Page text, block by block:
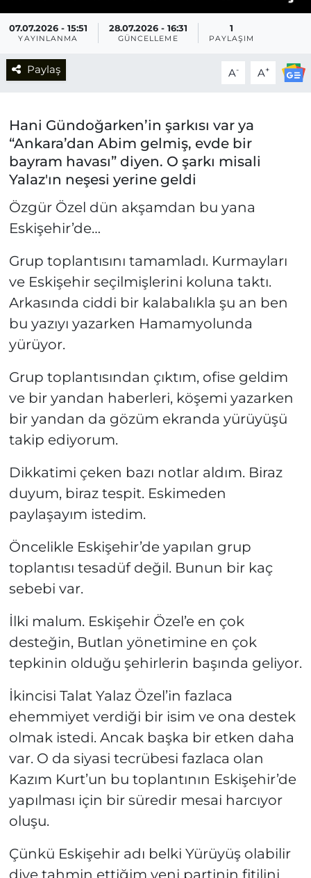
07.07.2026 - 15:51
YAYINLANMA
28.07.2026 - 16:31
GÜNCELLEME
1
PAYLAŞIM
Paylaş A- A+
Hani Gündoğarken’in şarkısı var ya
“Ankara’dan Abim gelmiş, evde bir
bayram havası” diyen. O şarkı misali
Yalaz'ın neşesi yerine geldi
Özgür Özel dün akşamdan bu yana
Eskişehir’de…
Grup toplantısını tamamladı. Kurmayları
ve Eskişehir seçilmişlerini koluna taktı.
Arkasında ciddi bir kalabalıkla şu an ben
bu yazıyı yazarken Hamamyolunda
yürüyor.
Grup toplantısından çıktım, ofise geldim
ve bir yandan haberleri, köşemi yazarken
bir yandan da gözüm ekranda yürüyüşü
takip ediyorum.
Dikkatimi çeken bazı notlar aldım. Biraz
duyum, biraz tespit. Eskimeden
paylaşayım istedim.
Öncelikle Eskişehir’de yapılan grup
toplantısı tesadüf değil. Bunun bir kaç
sebebi var.
İlki malum. Eskişehir Özel’e en çok
desteğin, Butlan yönetimine en çok
tepkinin olduğu şehirlerin başında geliyor.
İkincisi Talat Yalaz Özel’in fazlaca
ehemmiyet verdiği bir isim ve ona destek
olmak istedi. Ancak başka bir etken daha
var. O da siyasi tecrübesi fazlaca olan
Kazım Kurt’un bu toplantının Eskişehir’de
yapılması için bir süredir mesai harcıyor
oluşu.
Çünkü Eskişehir adı belki Yürüyüş olabilir